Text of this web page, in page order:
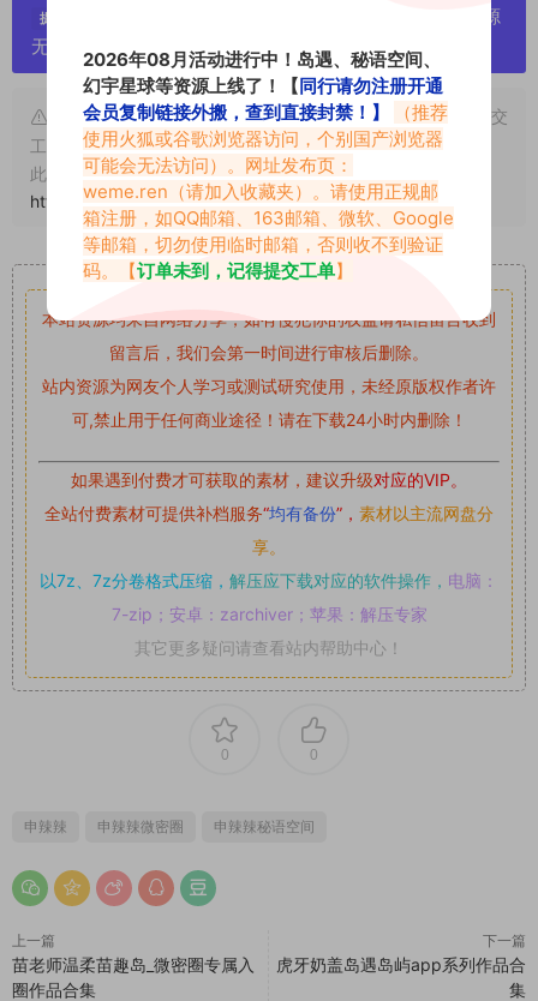
提示：
严禁搬运资源链接，一经发现封号处理，素材资源
无露点、需求请绕道，关闭本站网页！
申明：本文资源均来源网友分享，若侵犯了您的权限可以提交
工单处理。
此外本文章皆属于原创文章，转载请注明出处！原文链接：
https://vmiba.top/8693.html
重要声明
本站资源均来自网络分享，如有侵犯你的权益请私信留言收到
留言后，我们会第一时间进行审核后删除。
站内资源为网友个人学习或测试研究使用，未经原版权作者许
可,禁止用于任何商业途径！请在下载24小时内删除！
如果遇到付费才可获取的素材，建议升级对应的VIP。
全站付费素材可提供补档服务“均有备份”， 素材以主流网盘分
享。
以7z、7z分卷格式压缩， 解压应下载对应的软件操作， 电脑：
7-zip；安卓：zarchiver；苹果：解压专家
其它更多疑问请查看站内帮助中心！
0 0
申辣辣 申辣辣微密圈 申辣辣秘语空间
上一篇
苗老师温柔苗趣岛_微密圈专属入
圈作品合集
下一篇
虎牙奶盖岛遇岛屿app系列作品合
集
2026年08月活动进行中！岛遇、秘语空间、
幻宇星球等资源上线了！【同行请勿注册开通
会员复制链接外搬，查到直接封禁！】
（推荐
使用火狐或谷歌浏览器访问，个别国产浏览器
可能会无法访问）。网址发布页：
weme.ren （请加入收藏夹）。请使用正规邮
箱注册，如QQ邮箱、163邮箱、微软、Google
等邮箱，切勿使用临时邮箱，否则收不到验证
码。【订单未到，记得提交工单】